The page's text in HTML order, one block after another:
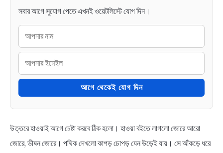
সবার আগে সুযোগ পেতে এখনই ওয়েটলিস্টে যোগ দিন।
আগে থেকেই যোগ দিন
উত্তরে হাওয়াই আগে চেষ্টা করবে ঠিক হলো। হাওয়া বইতে লাগলো জোরে আরো
জোরে, ভীষন জোরে। পথিক দেখলো কাপড় চোপড় যেন উড়েই যায়। সে আঁকড়ে ধরে